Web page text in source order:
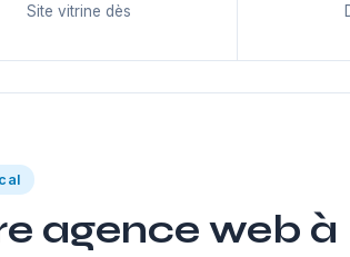
Site vitrine dès
agence web à